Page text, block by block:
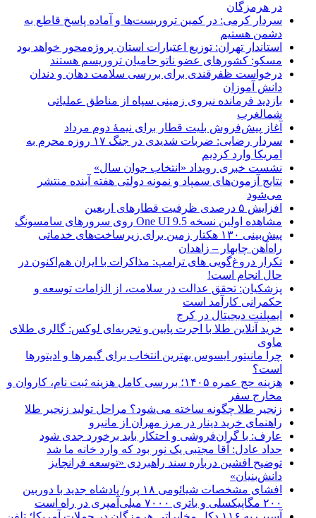
در هرمزگان
سردار کرمی: در کمین تروریست‌ها و آماده پاسخ قاطع به
دشمن هستیم
استاندار تهران: توزیع اعتبارات استان پروژه‌محور خواهد بود
مسکو: کشورهای عضو ناتو حامیان تروریسم هستند
درخواست ظفرقندی برای بررسی سلامت دهان و دندان
دانش آموزان
بازدید فرمانده نیروی زمینی سپاه از مناطق عملیاتی
شمالغرب
آغاز پیش‌فروش بلیت قطار برای نیمۀ دوم مرداد
سردار رضایی: ضربات شدیدی در جنگ ۱۷ روزه محرم به
امریکا وارد کردیم
نشست خبری رویداد «انتخاب جوان سال»
نتایج آزمون‌های سمپاد و نمونه دولتی هفته آینده منتشر
می‌شود
افزایش ۵ درصدی ظرفیت قطارهای اربعین
مشاهده اولین نسخه One UI 9.5 روی سرورهای سامسونگ
پیش‌بینی ۱۳۰ هکتار زمین برای زیرساخت‌های خدماتی
راه‌آهن چابهار – زاهدان
تکرار دروغ‌گویی های ترامپ: مذاکرات با ایران هم‌اکنون در
حال انجام است!
پزشکیان: تحقق عدالت در سلامت، از الزامات توسعه و
حکمرانی کارآمد است
ایمپلنت دیجیتال در کرج
خرید آنلاین طلا با اجرت پایین و تجربه‌ای لوکس: گالری طلای
ماوی
چرا مانیتور ایسوس بهترین انتخاب برای گیمرها و ادیتورها
است؟
هزینه حج عمره ۱۴۰۵؛ بررسی کامل هزینه ثبت نام، کاروان و
مخارج سفر
زنجیر طلا چگونه ساخته می‌شود؟ مراحل تولید زنجیر طلا
راهنمای خرید دینار در مرز مهران از مانیرو
عارف: با گران‌فروشی و احتکار باید برخورد جدی شود
حداد عادل: آقا مجتبی یک نور بود که وارد خانه ما شد
توضیح افشین درباره سند راهبردی «توسعه فرانچایز
دانش‌بنیان»
افشای مشخصات شیائومی ۱۸ پرو/ پادشاه جدید با دوربین
۲۰۰ مگاپیکسلی و باتری ۷۰۰۰ میلی‌آمپری در راه است